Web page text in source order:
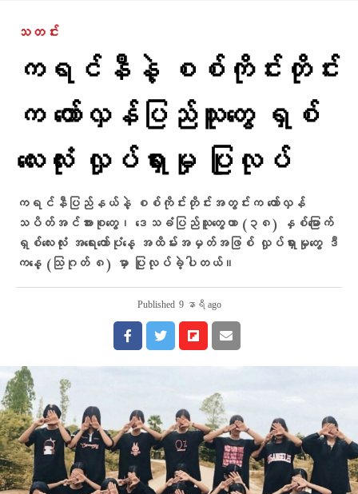
သတင်း
ကရင်နီနဲ့ စစ်ကိုင်းတိုင်း
က တော်လှန်ပြည်သူတွေ ရှစ်
လေးလုံး လှုပ်ရှားမှု ပြုလုပ်
ကရင်နီပြည်နယ်နဲ့ စစ်ကိုင်းတိုင်းအတွင်းက တော်လှန်
သပိတ်အင်အားစုတွေ၊ ဒေသခံပြည်သူတွေဟာ (၃၈) နှစ်မြောက်
ရှစ်လေးလုံး အရေးတော်ပုံနေ့ အထိမ်းအမှတ်အဖြစ် လှုပ်ရှားမှုတွေ ဒီ
ကနေ့ (သြဂုတ် ၈) မှာ ပြုလုပ်ခဲ့ပါတယ်။
Published 9 နာရီ ago